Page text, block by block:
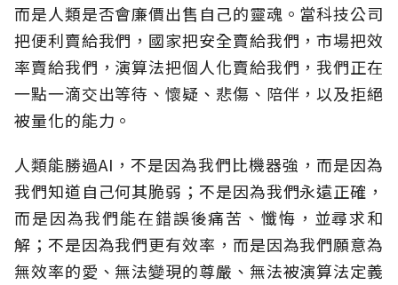
而是人類是否會廉價出售自己的靈魂。當科技公司
把便利賣給我們，國家把安全賣給我們，市場把效
率賣給我們，演算法把個人化賣給我們，我們正在
一點一滴交出等待、懷疑、悲傷、陪伴，以及拒絕
被量化的能力。
人類能勝過AI，不是因為我們比機器強，而是因為
我們知道自己何其脆弱；不是因為我們永遠正確，
而是因為我們能在錯誤後痛苦、懺悔，並尋求和
解；不是因為我們更有效率，而是因為我們願意為
無效率的愛、無法變現的尊嚴、無法被演算法定義